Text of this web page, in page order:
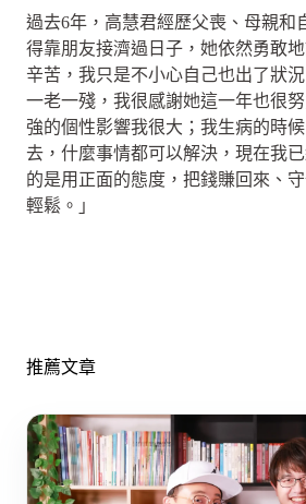
過去6年，高慧君經歷父喪、母親和
得靠朋友接濟過日子，她依然勇敢
辛苦，我只是不小心自己也出了狀
一老一殘，我很感謝她這一年也很
強的個性影響我很大；我生病的時
去，什麼事情都可以解決，現在我
的是用正面的態度，把錢賺回來、
輕鬆。」
推薦文章